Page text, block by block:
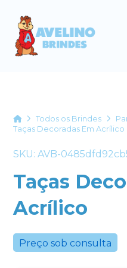
HomeTodos os Brindes
Taças Decoradas Em Acrílico
SKU: AVB-
Taças
Acrílico
Preço sob consulta
+55